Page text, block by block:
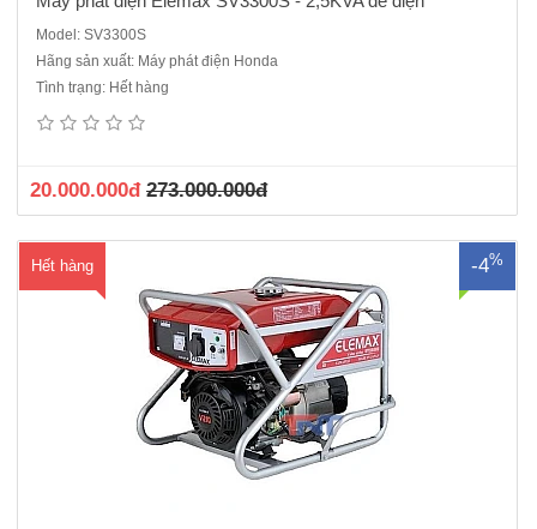
Model: SV3300S
Hãng sản xuất: Máy phát điện Honda
Tình trạng: Hết hàng
20.000.000đ 273.000.000đ
Hết hàng -4%
Máy phát điện Elemax SV6500 - Máy 1 pha chạy xăng - Đề điệnĐộng
3000Đầu phát: SawafujiBảng điều khiển: SawafujiCông suất liên tục